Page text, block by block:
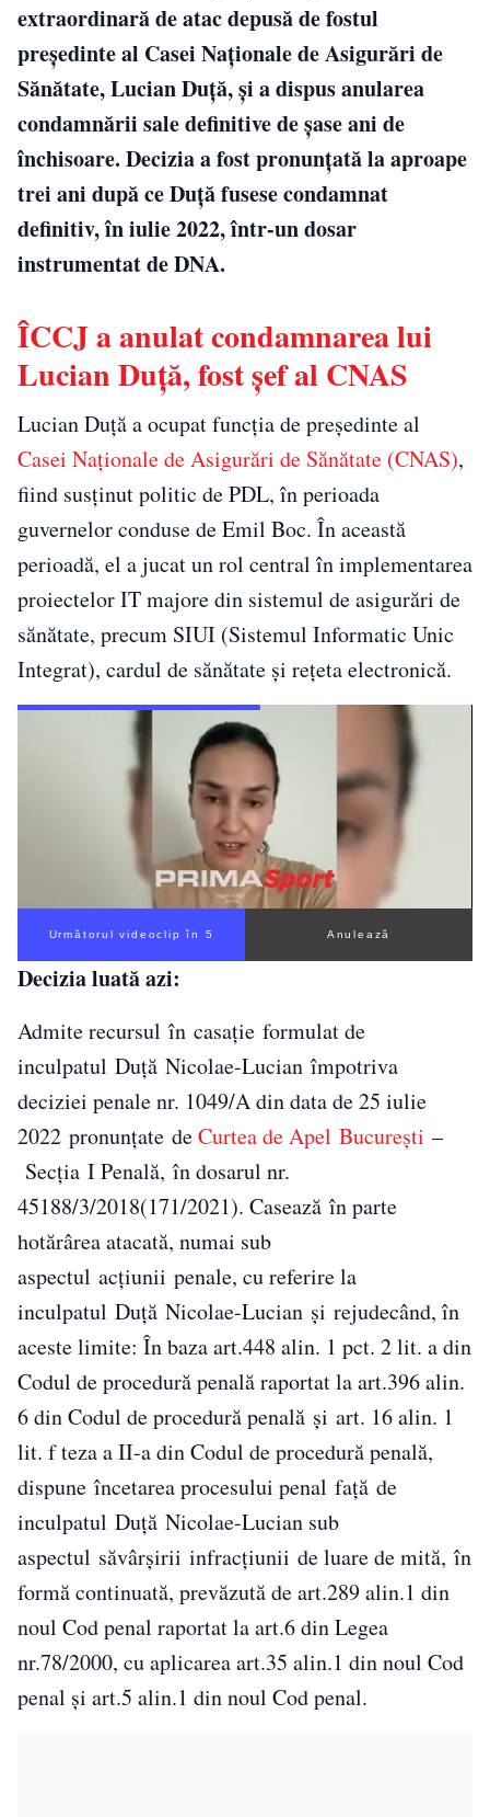
extraordinară de atac depusă de fostul
președinte al Casei Naționale de Asigurări de
Sănătate, Lucian Duță, și a dispus anularea
condamnării sale definitive de șase ani de
închisoare. Decizia a fost pronunțată la aproape
trei ani după ce Duță fusese condamnat
definitiv, în iulie 2022, într-un dosar
instrumentat de DNA.
ÎCCJ a anulat condamnarea lui
Lucian Duță, fost șef al CNAS
Lucian Duță a ocupat funcția de președinte al
Casei Naționale de Asigurări de Sănătate (CNAS),
fiind susținut politic de PDL, în perioada
guvernelor conduse de Emil Boc. În această
perioadă, el a jucat un rol central în implementarea
proiectelor IT majore din sistemul de asigurări de
sănătate, precum SIUI (Sistemul Informatic Unic
Integrat), cardul de sănătate și rețeta electronică.
Următorul videoclip în 4 Anulează
Decizia luată azi:
Admite recursul în casaţie formulat de
inculpatul Duţă Nicolae-Lucian împotriva
deciziei penale nr. 1049/A din data de 25 iulie
2022 pronunţate deCurtea de Apel Bucureşti –
Secţia I Penală, în dosarul nr.
45188/3/2018(171/2021). Casează în parte
hotărârea atacată, numai sub
aspectul acţiunii penale, cu referire la
inculpatul Duţă Nicolae-Lucian şi rejudecând, în
aceste limite: În baza art.448 alin. 1 pct. 2 lit. a din
Codul de procedură penală raportat la art.396 alin.
6 din Codul de procedură penală şi art. 16 alin. 1
lit. f teza a II-a din Codul de procedură penală,
dispune încetarea procesului penal faţă de
inculpatul Duţă Nicolae-Lucian sub
aspectul săvârşirii infracţiunii de luare de mită, în
formă continuată, prevăzută de art.289 alin.1 din
noul Cod penal raportat la art.6 din Legea
nr.78/2000, cu aplicarea art.35 alin.1 din noul Cod
penal și art.5 alin.1 din noul Cod penal.